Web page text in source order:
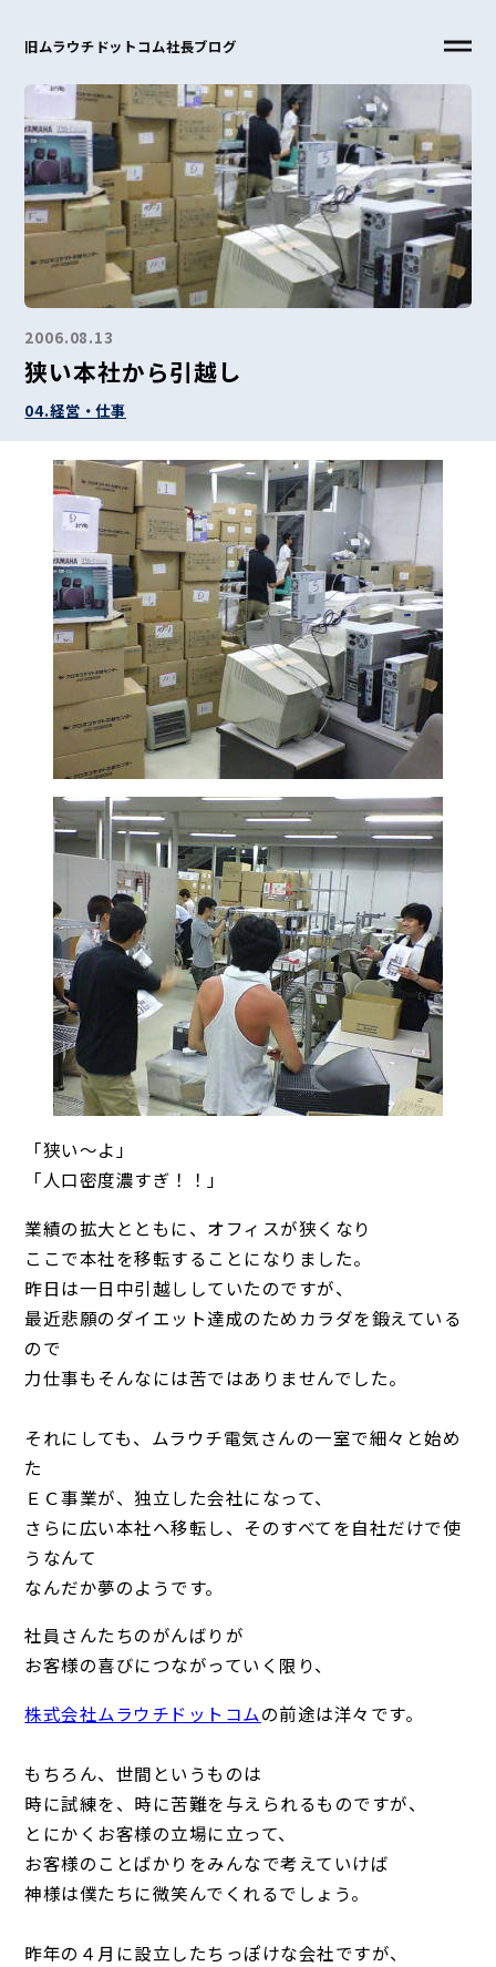
旧ムラウチドットコム社長ブログ
2006.08.13
狭い本社から引越し
04.経営・仕事
「狭い～よ」
「人口密度濃すぎ！！」
業績の拡大とともに、オフィスが狭くなり
ここで本社を移転することになりました。
昨日は一日中引越ししていたのですが、
最近悲願のダイエット達成のためカラダを鍛えている
ので
力仕事もそんなには苦ではありませんでした。
それにしても、ムラウチ電気さんの一室で細々と始め
た
ＥＣ事業が、独立した会社になって、
さらに広い本社へ移転し、そのすべてを自社だけで使
うなんて
なんだか夢のようです。
社員さんたちのがんばりが
お客様の喜びにつながっていく限り、
株式会社ムラウチドットコムの前途は洋々です。
もちろん、世間というものは
時に試練を、時に苦難を与えられるものですが、
とにかくお客様の立場に立って、
お客様のことばかりをみんなで考えていけば
神様は僕たちに微笑んでくれるでしょう。
昨年の４月に設立したちっぽけな会社ですが、